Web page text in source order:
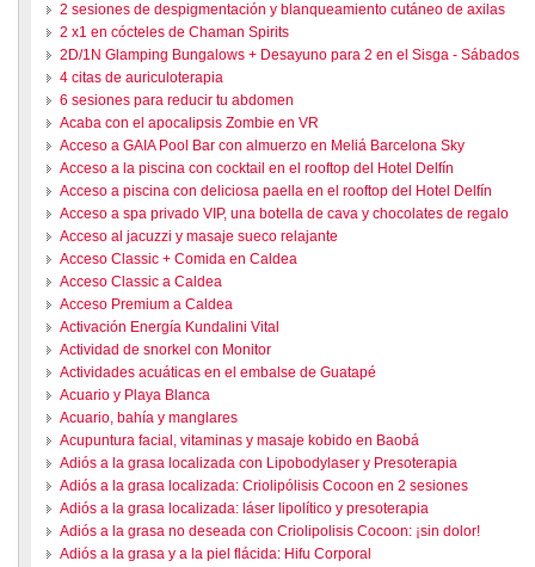
2 sesiones de despigmentación y blanqueamiento cutáneo de axilas
2 x1 en cócteles de Chaman Spirits
2D/1N Glamping Bungalows + Desayuno para 2 en el Sisga - Sábados
4 citas de auriculoterapia
6 sesiones para reducir tu abdomen
Acaba con el apocalipsis Zombie en VR
Acceso a GAIA Pool Bar con almuerzo en Meliá Barcelona Sky
Acceso a la piscina con cocktail en el rooftop del Hotel Delfín
Acceso a piscina con deliciosa paella en el rooftop del Hotel Delfín
Acceso a spa privado VIP, una botella de cava y chocolates de regalo
Acceso al jacuzzi y masaje sueco relajante
Acceso Classic + Comida en Caldea
Acceso Classic a Caldea
Acceso Premium a Caldea
Activación Energía Kundalini Vital
Actividad de snorkel con Monitor
Actividades acuáticas en el embalse de Guatapé
Acuario y Playa Blanca
Acuario, bahía y manglares
Acupuntura facial, vitaminas y masaje kobido en Baobá
Adiós a la grasa localizada con Lipobodylaser y Presoterapia
Adiós a la grasa localizada: Criolipólisis Cocoon en 2 sesiones
Adiós a la grasa localizada: láser lipolítico y presoterapia
Adiós a la grasa no deseada con Criolipolisis Cocoon: ¡sin dolor!
Adiós a la grasa y a la piel flácida: Hifu Corporal